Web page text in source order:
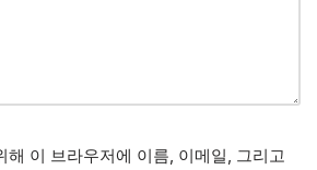
해 이 브라우저에 이름, 이메일, 그리고